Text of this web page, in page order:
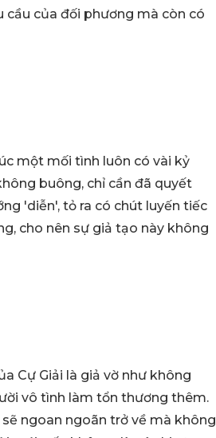
cầu của đối phương mà còn có
một mối tình luôn có vài kỷ
buông, chỉ cần đã quyết
'diễn', tỏ ra có chút luyến tiếc
cho nên sự giả tạo này không
Cự Giải là giả vờ như không
vô tình làm tổn thương thêm.
ngoan ngoãn trở về mà không